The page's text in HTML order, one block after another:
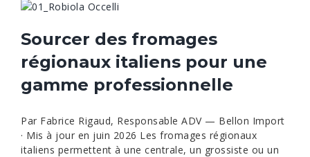
Sourcer des fromages
régionaux italiens pour une
gamme professionnelle
Par Fabrice Rigaud, Responsable ADV — Bellon Import
· Mis à jour en juin 2026 Les fromages régionaux
italiens permettent à une centrale, un grossiste ou un